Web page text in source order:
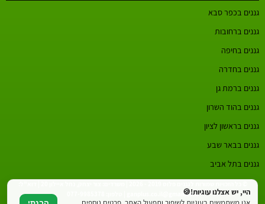
גננים בכפר סבא
גננים ברחובות
גננים בחיפה
גננים בחדרה
גננים ברמת גן
גננים בהוד השרון
גננים בראשון לציון
גננים בבאר שבע
גננים בתל אביב
ganplus.co.il@gmail.com | טלפון: 077-9985378היי, יש אצלנו עוגיות!🍪